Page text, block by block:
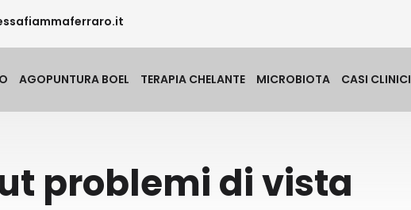
AGOPUNTURA BOEL TERAPIA CHELANTE MICROBIOTA CASI CLINICI
problemi di vista